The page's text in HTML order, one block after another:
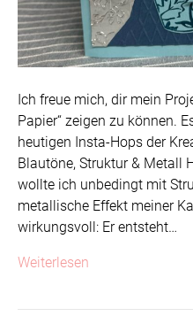
Ich freue mich, dir mein
Papier“ zeigen zu können.
heutigen Insta-Hops der
Blautöne, Struktur & Metall
wollte ich unbedingt mit
metallische Effekt meiner
wirkungsvoll: Er entsteht…
Weiterlesen